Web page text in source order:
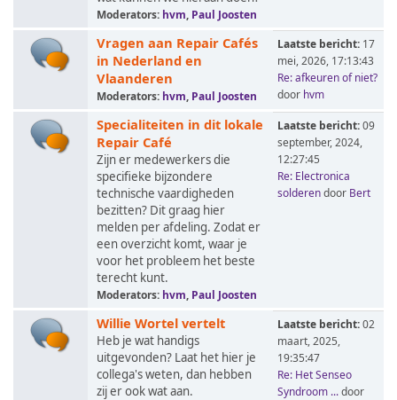
Moderators: hvm, Paul Joosten
Vragen aan Repair Cafés
in Nederland en
Vlaanderen
Moderators: hvm, Paul Joosten
Laatste bericht: 17
mei, 2026, 17:13:43
Re: afkeuren of niet?
door hvm
Specialiteiten in dit lokale
Repair Café
Zijn er medewerkers die
specifieke bijzondere
technische vaardigheden
bezitten? Dit graag hier
melden per afdeling. Zodat er
een overzicht komt, waar je
voor het probleem het beste
terecht kunt.
Moderators: hvm, Paul Joosten
Laatste bericht:09
september, 2024,
12:27:45
Re: Electronica
solderendoor Bert
Willie Wortel vertelt
Heb je wat handigs
uitgevonden? Laat het hier je
collega's weten, dan hebben
zij er ook wat aan.
Laatste bericht:02
maart, 2025,
19:35:47
Re: Het Senseo
Syndroom ...door